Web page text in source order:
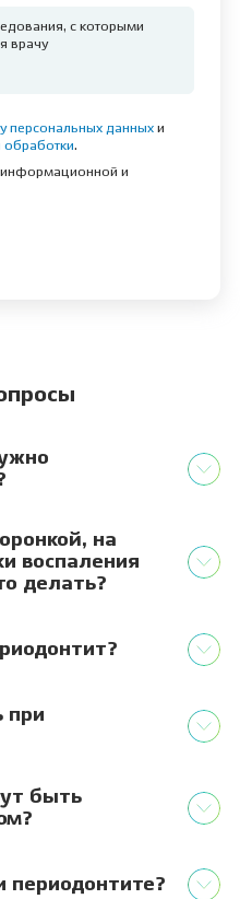
с которыми
врачу
персональных данных и
обработки.
информационной и
на
воспаления
делать?
при
быть
периодонтите?